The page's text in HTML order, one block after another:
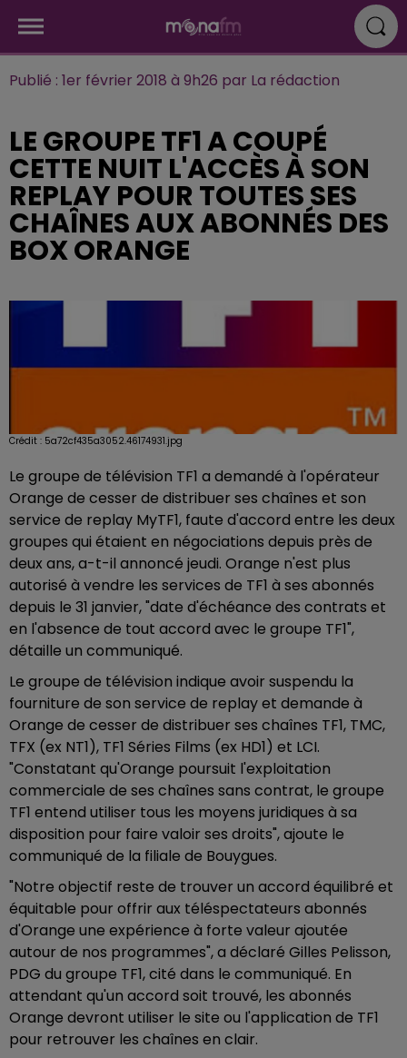
Publié : 1er février 2018 à 9h26 par La rédaction
LE GROUPE TF1 A COUPÉ
CETTE NUIT L'ACCÈS À SON
REPLAY POUR TOUTES SES
CHAÎNES AUX ABONNÉS DES
BOX ORANGE
Crédit : 5a72cf435a3052.46174931.jpg
Le groupe de télévision TF1 a demandé à l'opérateur
Orange de cesser de distribuer ses chaînes et son
service de replay MyTF1, faute d'accord entre les deux
groupes qui étaient en négociations depuis près de
deux ans, a-t-il annoncé jeudi. Orange n'est plus
autorisé à vendre les services de TF1 à ses abonnés
depuis le 31 janvier, "date d'échéance des contrats et
en l'absence de tout accord avec le groupe TF1",
détaille un communiqué.
Le groupe de télévision indique avoir suspendu la
fourniture de son service de replay et demande à
Orange de cesser de distribuer ses chaînes TF1, TMC,
TFX (ex NT1), TF1 Séries Films (ex HD1) et LCI.
"Constatant qu'Orange poursuit l'exploitation
commerciale de ses chaînes sans contrat, le groupe
TF1 entend utiliser tous les moyens juridiques à sa
disposition pour faire valoir ses droits", ajoute le
communiqué de la filiale de Bouygues.
"Notre objectif reste de trouver un accord équilibré et
équitable pour offrir aux téléspectateurs abonnés
d'Orange une expérience à forte valeur ajoutée
autour de nos programmes", a déclaré Gilles Pelisson,
PDG du groupe TF1, cité dans le communiqué. En
attendant qu'un accord soit trouvé, les abonnés
Orange devront utiliser le site ou l'application de TF1
pour retrouver les chaînes en clair.